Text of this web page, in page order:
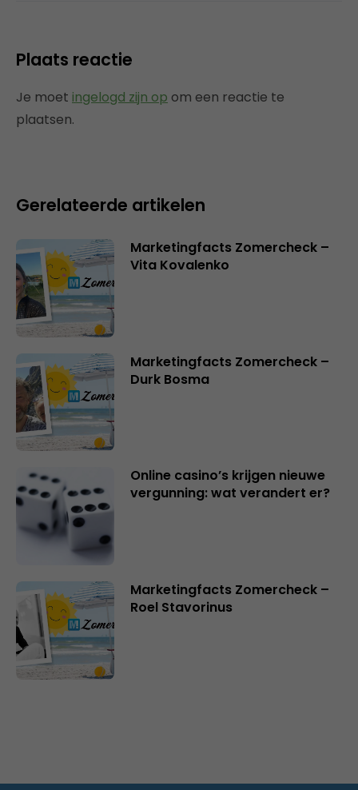
Plaats reactie
Je moet ingelogd zijn op om een reactie te
plaatsen.
Gerelateerde artikelen
Marketingfacts Zomercheck –
Vita Kovalenko
Marketingfacts Zomercheck –
Durk Bosma
Online casino’s krijgen nieuwe
vergunning: wat verandert er?
Marketingfacts Zomercheck –
Roel Stavorinus